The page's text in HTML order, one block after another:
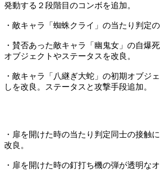
発動する２段階目のコンボを追加。
・敵キャラ「蜘蛛クライ」の当たり判定
・賛否あった敵キャラ「幽鬼女」の自爆
オブジェクトやステータスを改良。
・敵キャラ「八継ぎ大蛇」の初期オブジ
しを改良。ステータスと攻撃手段追加。
・扉を開けた時の当たり判定同士の接触
改良。
・扉を開けた時の釘打ち機の弾が透明な